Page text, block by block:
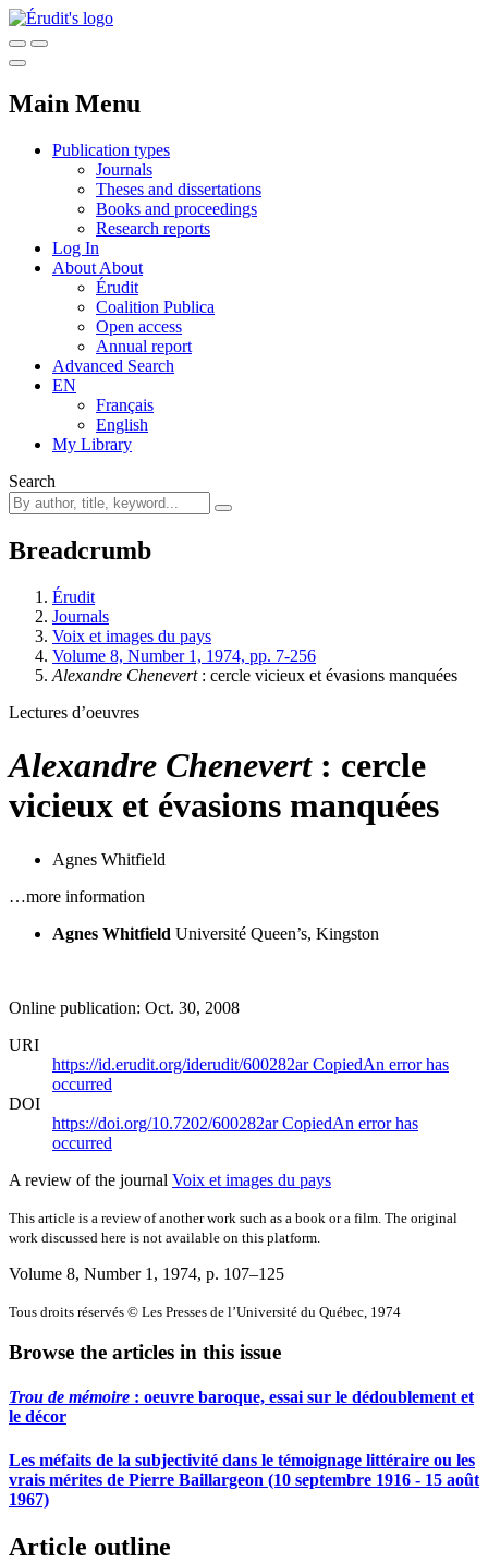
Main Menu
Publication types
Journals
Theses and dissertations
Books and proceedings
Research reports
Log In
About About
Érudit
Coalition Publica
Open access
Annual report
Advanced Search
EN
Français
English
My Library
Search
Breadcrumb
Érudit
Journals
Voix et images du pays
Volume 8, Number 1, 1974, pp. 7-256
Alexandre Chenevert: cercle vicieux et évasions manquées
Lectures d’oeuvres
Alexandre Chenevert: cercle
vicieux et évasions manquées
Agnes Whitfield
…more information
Agnes Whitfield Université Queen’s, Kingston
Online publication: Oct. 30, 2008
URI
https://id.erudit.org/iderudit/600282arCopiedAn error has
occurred
DOI
https://doi.org/10.7202/600282arCopiedAn error has
occurred
A review of the journal Voix et images du pays
This article is a review of another work such as a book or a film. The original
work discussed here is not available on this platform.
Volume 8, Number 1, 1974, p. 107–125
Tous droits réservés © Les Presses de l’Université du Québec, 1974
Browse the articles in this issue
Trou de mémoire : oeuvre baroque, essai sur le dédoublement et
le décor
Les méfaits de la subjectivité dans le témoignage littéraire ou les
vrais mérites de Pierre Baillargeon (10 septembre 1916 - 15 août
1967)
Article outline